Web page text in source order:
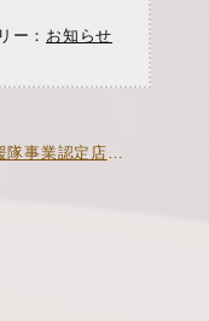
ー： お知らせ
愛媛県宇和島市の「うわじま応援隊事業認定店」となりました »